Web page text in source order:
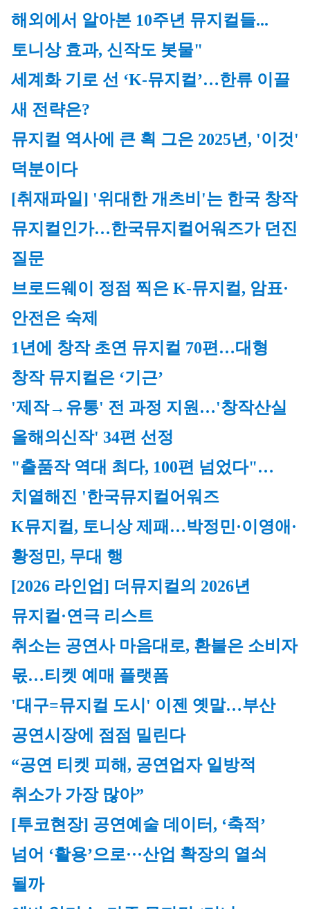
해외에서 알아본 10주년 뮤지컬들...
토니상 효과, 신작도 봇물"
세계화 기로 선 ‘K-뮤지컬’…한류 이끌
새 전략은?
뮤지컬 역사에 큰 획 그은 2025년, '이것'
덕분이다
[취재파일] '위대한 개츠비'는 한국 창작
뮤지컬인가…한국뮤지컬어워즈가 던진
질문
브로드웨이 정점 찍은 K-뮤지컬, 암표·
안전은 숙제
1년에 창작 초연 뮤지컬 70편…대형
창작 뮤지컬은 ‘기근’
'제작→유통' 전 과정 지원…'창작산실
올해의신작' 34편 선정
"출품작 역대 최다, 100편 넘었다"…
치열해진 '한국뮤지컬어워즈
K뮤지컬, 토니상 제패…박정민·이영애·
황정민, 무대 행
[2026 라인업] 더뮤지컬의 2026년
뮤지컬·연극 리스트
취소는 공연사 마음대로, 환불은 소비자
몫…티켓 예매 플랫폼
'대구=뮤지컬 도시' 이젠 옛말…부산
공연시장에 점점 밀린다
“공연 티켓 피해, 공연업자 일방적
취소가 가장 많아”
[투코현장] 공연예술 데이터, ‘축적’
넘어 ‘활용’으로···산업 확장의 열쇠
될까